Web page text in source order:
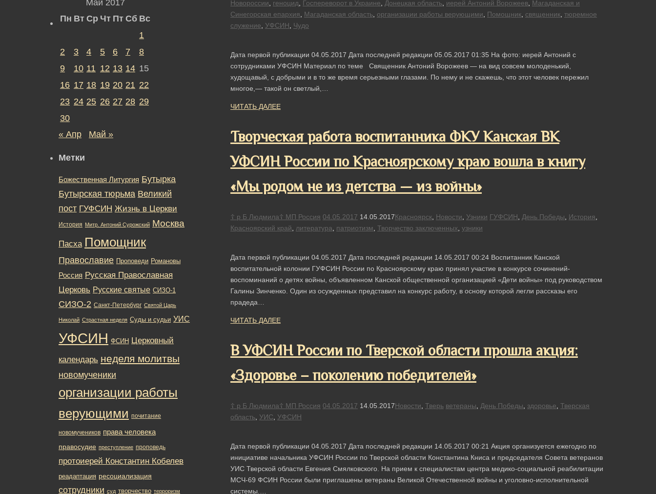
Новороссии, геноцид, Госпереворот в Украине, Донецкая область, иерей Антоний Ворожеев, Магаданская и
Синегорская епархия, Магаданская область, организации работы верующими, Помощник, священник, тюремное
служение, УФСИН, Чудо
Дата первой публикации 04.05.2017 Дата последней редакции 05.05.2017 01:35 На фото: иерей Антоний с
сотрудниками УФСИН Материал по теме Священник Антоний Ворожеев — на вид совсем молоденький,
худощавый, с добрыми и в то же время серьезными глазами. По нему и не скажешь, что этот человек пережил
многое,— такой он светлый,…
ЧИТАТЬ ДАЛЕЕ
Творческая работа воспитанника ФКУ Канская ВК
УФСИН России по Красноярскому краю вошла в книгу
«Мы родом не из детства — из войны»
☦ р Б Людмила☦ МП Россия 04.05.2017 14.05.2017Красноярск Новости Узники ГУФСИН День Победы История
Красноярский край
литература патриотизм Творчество заключенных узники
Дата первой публикации 04.05.2017 Дата последней редакции 14.05.2017 00:24 Воспитанник Канской
воспитательной колонии ГУФСИН России по Красноярскому краю принял участие в конкурсе сочинений-
воспоминаний о детях войны, объявленном Канской общественной организацией «Дети войны» под руководством
Галины Зинченко. Один из осужденных представил на конкурс работу, в основу которой легли рассказы его
прадеда…
ЧИТАТЬ ДАЛЕЕ
В УФСИН России по Тверской области прошла акция:
«Здоровье – поколению победителей»
☦ р Б Людмила☦ МП Россия 04.05.2017 14.05.2017Новости Тверь ветераны День Победы здоровье Тверская
область УИС УФСИН
Дата первой публикации 04.05.2017 Дата последней редакции 14.05.2017 00:21 Акция организуется ежегодно по
инициативе начальника УФСИН России по Тверской области Константина Книса и председателя Совета ветеранов
УИС Тверской области Евгения Смялковского. На прием к специалистам центра медико-социальной реабилитации
МСЧ-69 ФСИН России были приглашены ветераны Великой Отечественной войны и уголовно-исполнительной
системы.…
Май 2017
Пн Вт Ср Чт Пт Сб Вс
1
2
3 4 5 6 7
8
9
10 11 12 13 14 15
16 17 18 19 20 21 22
23 24 25 26 27 28 29
30
« Апр
Май »
Метки
Божественная Литургия Бутырка
Бутырская тюрьма Великий
пост ГУФСИН Жизнь в Церкви
История Митр. Антоний Сурожский Москва
Пасха Помощник
Православие Проповеди Романовы
Россия Русская Православная
Церковь Русские святые СИЗО-1
СИЗО-2 Санкт-Петербург Святой Царь
Николай Страстная неделя Суды и судьи УИС
УФСИН ФСИН Церковный
календарь неделя молитвы
новомученики
организации работы
верующими почитание
новомучеников права человека
правосудие преступление проповедь
протоиерей Константин Кобелев
реадаптация ресоциализация
сотрудники суд творчество терроризм